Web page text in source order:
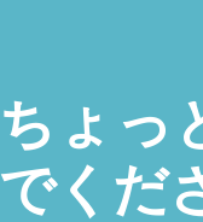
ちょっ
でくだ